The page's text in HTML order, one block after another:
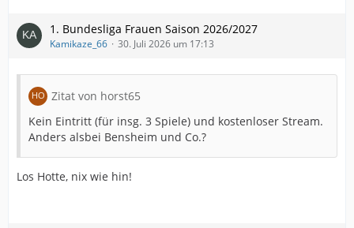
1. Bundesliga Frauen Saison 2026/2027
Kamikaze_66 30. Juli 2026 um 17:13
Zitat von horst65
Kein Eintritt (für insg. 3 Spiele) und kostenloser Stream.
Anders alsbei Bensheim und Co.?
Los Hotte, nix wie hin!